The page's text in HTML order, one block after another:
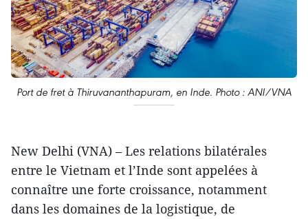
Port de fret à Thiruvananthapuram, en Inde. Photo : ANI/VNA
New Delhi (VNA) – Les relations bilatérales
entre le Vietnam et l’Inde sont appelées à
connaître une forte croissance, notamment
dans les domaines de la logistique, de